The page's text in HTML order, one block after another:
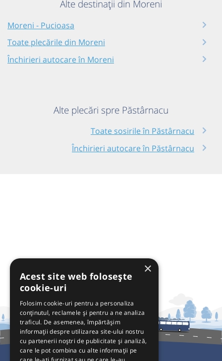
Alte destinații din Moreni
Moreni - Pucioasa
Toate plecările din Moreni
Închirieri autocare în Moreni
Alte plecări spre Păstârnacu
Toate sosirile în Păstârnacu
Închirieri autocare în Păstârnacu
×
Acest site web folosește
cookie-uri
Folosim cookie-uri pentru a personaliza
conținutul, reclamele și pentru a ne analiza
traficul. De asemenea, împărtășim
informații despre utilizarea site-ului nostru
cu partenerii noștri de publicitate și analiză,
care le pot combina cu alte informații pe